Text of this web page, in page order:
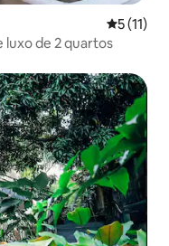
5 de uma
5 (11)
de 2 quartos